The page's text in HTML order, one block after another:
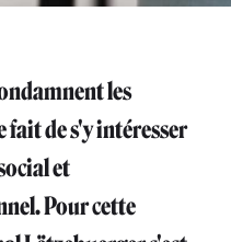
les
de s'y intéresser
et
Pour cette